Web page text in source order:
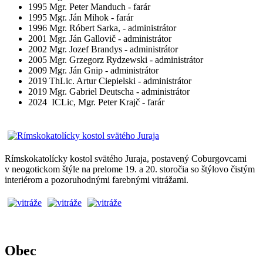
1995 Mgr. Peter Manduch - farár
1995 Mgr. Ján Mihok - farár
1996 Mgr. Róbert Sarka, - administrátor
2001 Mgr. Ján Gallovič - administrátor
2002 Mgr. Jozef Brandys - administrátor
2005 Mgr. Grzegorz Rydzewski - administrátor
2009 Mgr. Ján Gnip - administrátor
2019 ThLic. Artur Ciepielski - administrátor
2019 Mgr. Gabriel Deutscha - administrátor
2024 ICLic, Mgr. Peter Krajč - farár
Rímskokatolícky kostol svätého Juraja, postavený Coburgovcami
v neogotickom štýle na prelome 19. a 20. storočia so štýlovo čistým
interiérom a pozoruhodnými farebnými vitrážami.
Obec